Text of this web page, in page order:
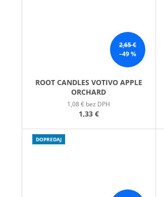
2,65 €
–49 %
ROOT CANDLES VOTIVO APPLE
ORCHARD
1,08 € bez DPH
1,33 €
DOPREDAJ